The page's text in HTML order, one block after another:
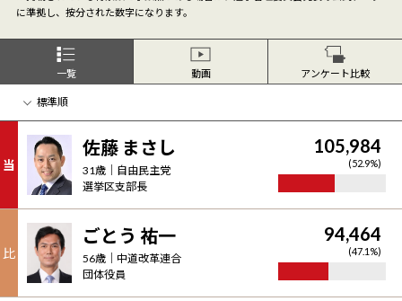
に準拠し、按分された数字になります。
一覧 動画 アンケート比較
当
佐藤 まさし
31歳｜ 自由民主党
選挙区支部長
105,984
(52.9%)
比
ごとう 祐一
56歳｜ 中道改革連合
団体役員
94,464
(47.1 %)